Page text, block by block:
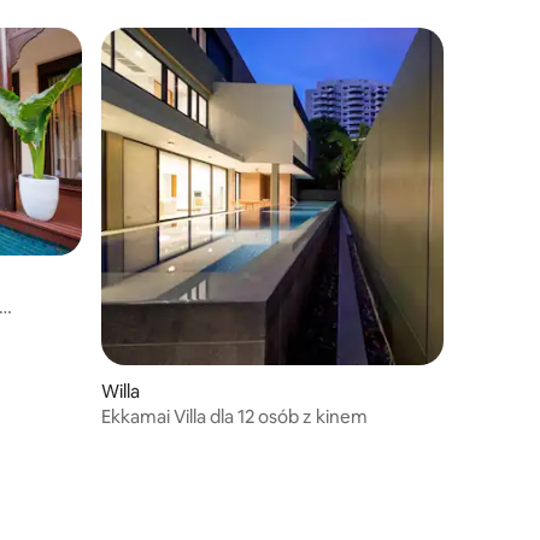
Wolnostojąca willa
Willa
Ekkamai Villa dla 12 osób z kinem